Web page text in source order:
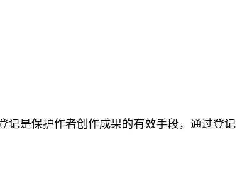
记是保护作者创作成果的有效手段，通过登记